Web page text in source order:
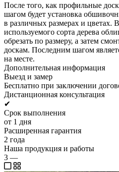
После того, как профильные
шагом будет установка
в различных размерах и цветах.
используемого сорта дерева
обрезать по размеру, а затем
доскам. Последним шагом
на месте.
Дополнительная информация
Выезд и замер
Бесплатно при заключении
Дистанционная консультация
✔
Срок выполнения
от 1 дня
Расширенная гарантия
2 года
Наша продукция и работы
3 —